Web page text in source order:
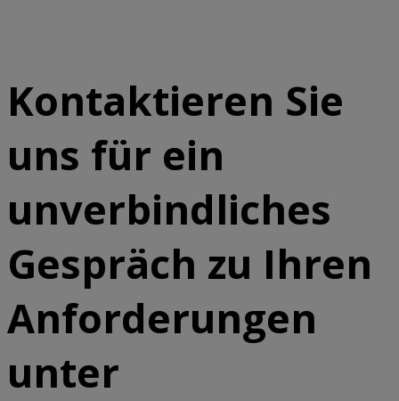
Kontaktieren Sie
uns für ein
unverbindliches
Gespräch zu Ihren
Anforderungen
unter